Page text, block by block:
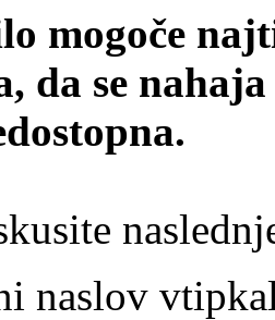
mogoče
da se
naslov